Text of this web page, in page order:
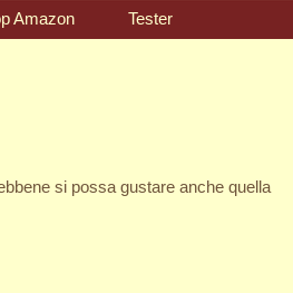
Amazon Tester
si possa gustare anche quella